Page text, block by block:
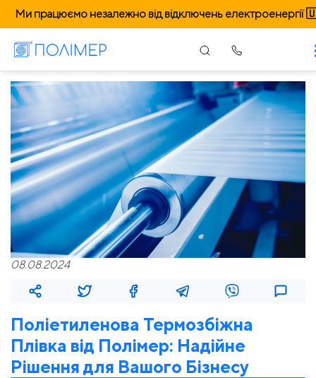
Ми працюємо незалежно від відключень електроенергії
08.08.2024
Поліетиленова Термозбіжна
Плівка від Полімер: Надійне
Рішення для Вашого Бізнесу